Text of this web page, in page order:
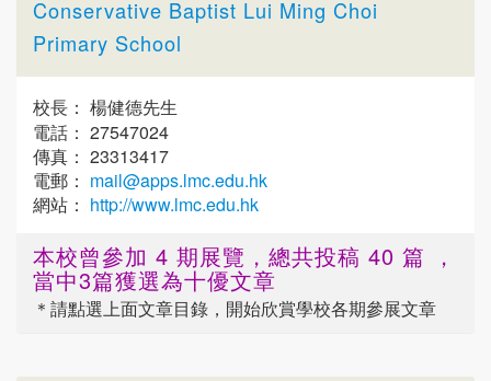
Conservative Baptist Lui Ming Choi
Primary School
校長： 楊健德先生
電話： 27547024
傳真： 23313417
電郵： mail@apps.lmc.edu.hk
網站： http://www.lmc.edu.hk
本校曾參加 4 期展覽，總共投稿 40 篇 ，
當中3篇獲選為十優文章
＊請點選上面文章目錄，開始欣賞學校各期參展文章